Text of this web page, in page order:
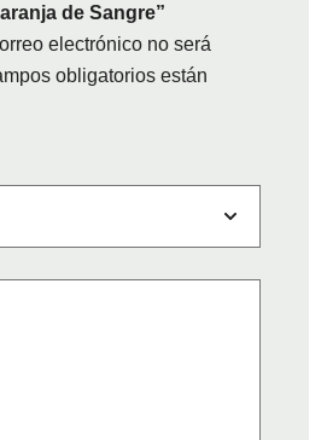
de Sangre”
electrónico no será
obligatorios están